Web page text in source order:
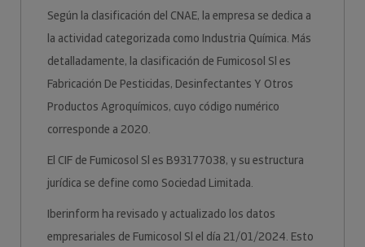
Según la clasificación del CNAE, la empresa se dedica a
la actividad categorizada como Industria Química. Más
detalladamente, la clasificación de Fumicosol Sl es
Fabricación De Pesticidas, Desinfectantes Y Otros
Productos Agroquímicos, cuyo código numérico
corresponde a 2020.
El CIF de Fumicosol Sl es B93177038, y su estructura
jurídica se define como Sociedad Limitada.
Iberinform ha revisado y actualizado los datos
empresariales de Fumicosol Sl el día 21/01/2024. Esto